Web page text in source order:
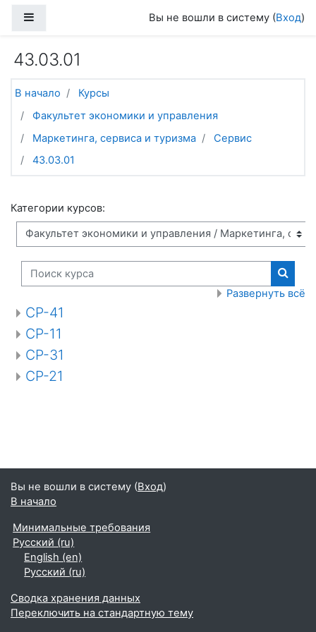
Вы не вошли в систему (Вход)
43.03.01
В начало
Курсы
Факультет экономики и управления
Маркетинга, сервиса и туризма
Сервис
43.03.01
Категории курсов:
Поиск курса
Поиск
Развернуть всё
СР-41
СР-11
СР-31
СР-21
Вы не вошли в систему (Вход)
В начало
Минимальные требования
Русский ‎(ru)‎
English ‎(en)‎
Русский ‎(ru)‎
Сводка хранения данных
Переключить на стандартную тему